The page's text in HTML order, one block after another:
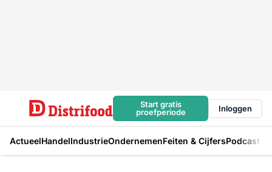
Start gratis
proefperiode
Inloggen
ActueelHandelIndustrieOndernemenFeiten & CijfersPodcast